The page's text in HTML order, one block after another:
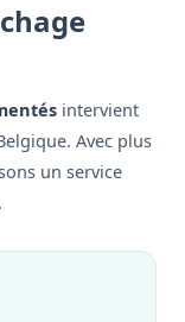
intervient
Avec plus
un service